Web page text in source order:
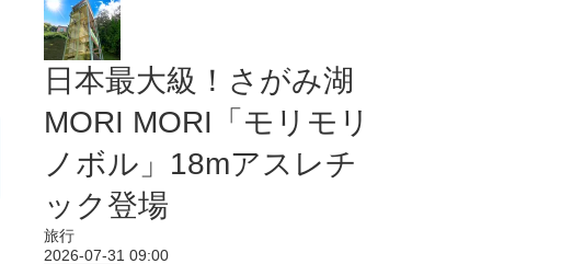
日本最大級！さがみ湖
MORI MORI「モリモリ
ノボル」18mアスレチ
ック登場
旅行
2026-07-31 09:00